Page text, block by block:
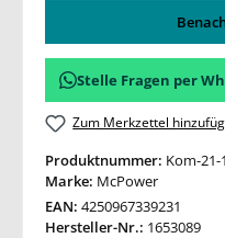
Stelle Fragen per
Zum Merkzettel
Produktnummer: Kom-21-
Marke: McPower
EAN: 4250967339231
Hersteller-Nr.: 1653089